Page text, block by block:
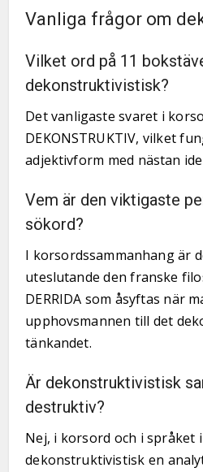
Vanliga frågor om
Vilket ord på 11
dekonstruktivistisk?
Det vanligaste svaret i
DEKONSTRUKTIV, vilket
adjektivform med nästan
Vem är den viktigaste
sökord?
I korsordssammanhang är
uteslutande den franske
DERRIDA som åsyftas när
upphovsmannen till det
tänkandet.
Är dekonstruktivistisk
destruktiv?
Nej, i korsord och i språket
dekonstruktivistisk en